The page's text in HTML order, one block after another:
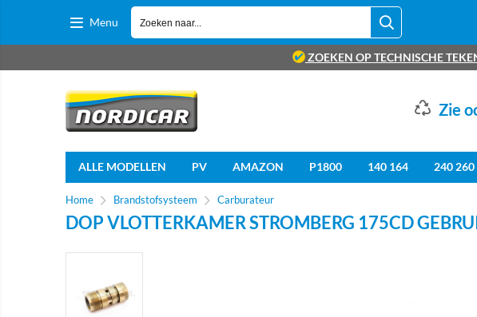
Menu
ZOEKEN OP TECHNISCHE
Zie
ALLE MODELLEN PV AMAZON P1800 140 164 240 260
Home Brandstofsysteem Carburateur
DOP VLOTTERKAMER STROMBERG 175CD